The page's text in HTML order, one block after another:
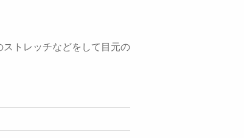
トレッチなどをして目元の